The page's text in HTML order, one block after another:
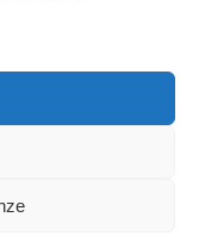
Powered by